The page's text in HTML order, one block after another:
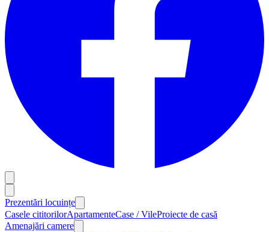
Prezentări locuințe
Casele cititorilorApartamenteCase / VileProiecte de casă
Amenajări camere